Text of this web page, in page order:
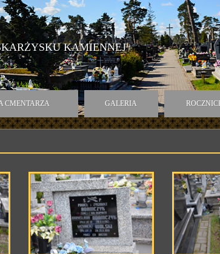
KAMIENNEJ
CMENTARZA GALERIA